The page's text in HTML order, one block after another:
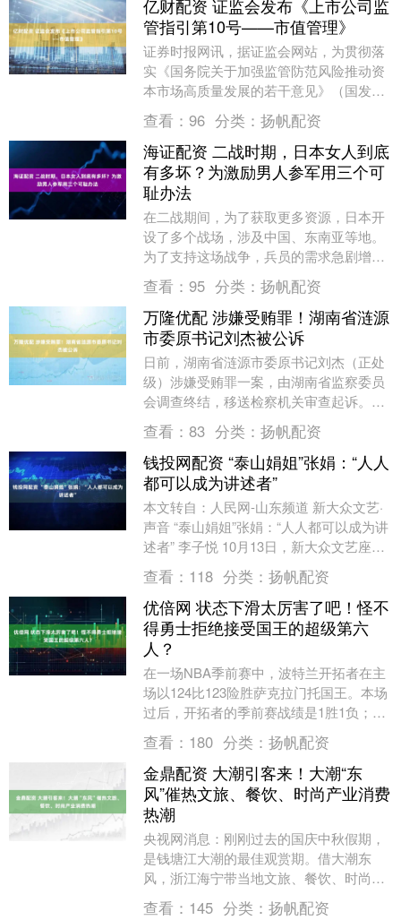
亿财配资 证监会发布《上市公司监
管指引第10号——市值管理》
证券时报网讯，据证监会网站，为贯彻落
实《国务院关于加强监管防范风险推动资
本市场高质量发展的若干意见》（国发
〔2024〕10号），进一步引导上市公司关
注自身投资价....
查看： 96 分类： 扬帆配资
海证配资 二战时期，日本女人到底
有多坏？为激励男人参军用三个可
耻办法
在二战期间，为了获取更多资源，日本开
设了多个战场，涉及中国、东南亚等地。
为了支持这场战争，兵员的需求急剧增
加。据资料显示，仅日本士兵就占据了总
人口的十分之一，直....
查看： 95 分类： 扬帆配资
万隆优配 涉嫌受贿罪！湖南省涟源
市委原书记刘杰被公诉
日前，湖南省涟源市委原书记刘杰（正处
级）涉嫌受贿罪一案，由湖南省监察委员
会调查终结，移送检察机关审查起诉。经
湖南省人民检察院指定管辖，由长沙市人
民检察院依法向长....
查看： 83 分类： 扬帆配资
钱投网配资 “泰山娟姐”张娟：“人人
都可以成为讲述者”
本文转自：人民网-山东频道 新大众文艺·
声音 “泰山娟姐”张娟：“人人都可以成为讲
述者” 李子悦 10月13日，新大众文艺座谈
会在淄博市召开。会上，旅行领域自媒....
查看： 118 分类： 扬帆配资
优倍网 状态下滑太厉害了吧！怪不
得勇士拒绝接受国王的超级第六
人？
在一场NBA季前赛中，波特兰开拓者在主
场以124比123险胜萨克拉门托国王。本场
过后，开拓者的季前赛战绩是1胜1负；国
王则以0胜2负结束季前赛。 比赛中，国王
的....
查看： 180 分类： 扬帆配资
金鼎配资 大潮引客来！大潮“东
风”催热文旅、餐饮、时尚产业消费
热潮
央视网消息：刚刚过去的国庆中秋假期，
是钱塘江大潮的最佳观赏期。借大潮东
风，浙江海宁带当地文旅、餐饮、时尚等
产业都掀起了消费热潮。 r r r r 2025年国
查看： 145 分类： 扬帆配资